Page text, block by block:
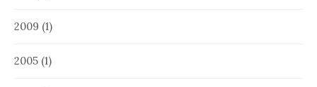
2009 (1)
2005 (1)